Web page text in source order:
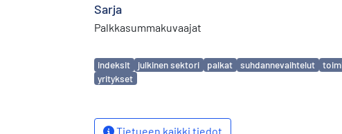
Sarja
Palkkasummakuvaajat
Avainsanat
indeksit julkinen sektori palkat suhdannevaihtelut
yritykset
Tietueen kaikki tiedot